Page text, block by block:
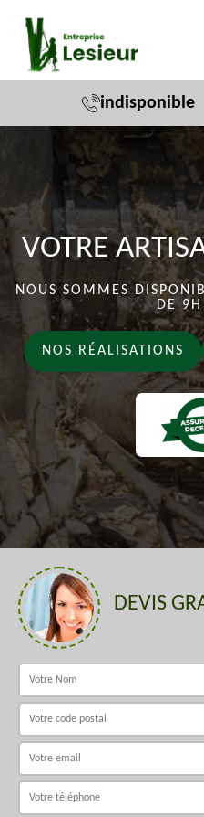
indisponible
VOTRE
NOUS SOMMES
DE
NOS RÉALISATIONS
DEVIS